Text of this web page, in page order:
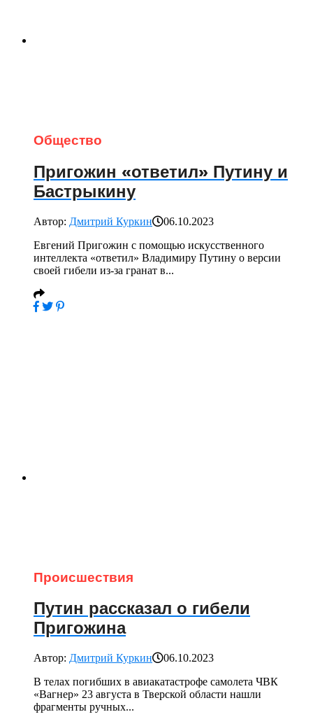
Общество
Пригожин «ответил» Путину и
Бастрыкину
Автор: Дмитрий Куркин
06.10.2023
Евгений Пригожин с помощью искусственного
интеллекта «ответил» Владимиру Путину о версии
своей гибели из-за гранат в...
Происшествия
Путин рассказал о гибели
Пригожина
Автор: Дмитрий Куркин
06.10.2023
В телах погибших в авиакатастрофе самолета ЧВК
«Вагнер» 23 августа в Тверской области нашли
фрагменты ручных...